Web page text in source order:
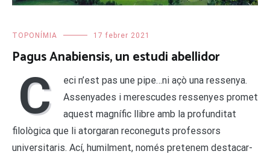
TOPONÍMIA 17 febrer 2021
Pagus Anabiensis, un estudi abellidor
C
eci n’est pas une pipe…ni açò una ressenya.
Assenyades i merescudes ressenyes promet
aquest magnífic llibre amb la profunditat
filològica que li atorgaran reconeguts professors
universitaris. Ací, humilment, només pretenem destacar-